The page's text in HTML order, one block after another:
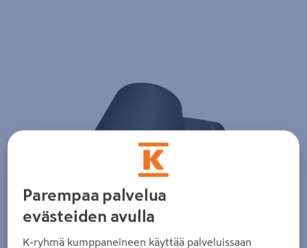
Yksityiskohtainen kuvaus löytyy Tuotteen kuvaus -
Edellinen
Parempaa palvelua
evästeiden avulla
K-ryhmä kumppaneineen käyttää palveluissaan